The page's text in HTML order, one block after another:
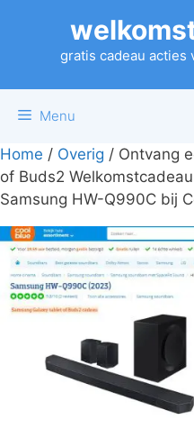
gratis cadeau acties
Menu
Home / Overig / Ontvang
of Buds2
Samsung HW-Q990C bij